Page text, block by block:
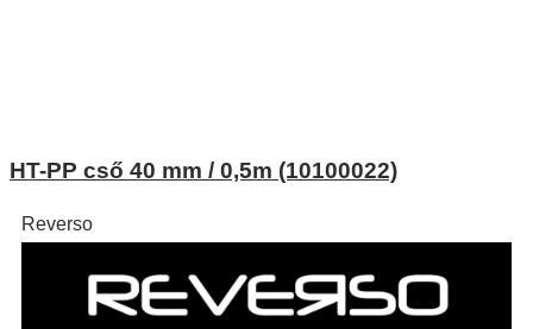
HT-PP cső 40 mm / 0,5m (10100022)
Reverso